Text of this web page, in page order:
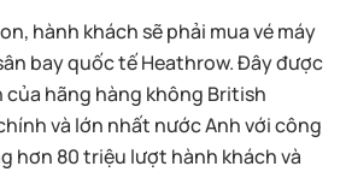
hành khách sẽ phải mua vé máy
bay quốc tế Heathrow. Đây được
của hãng hàng không British
và lớn nhất nước Anh với công
hơn 80 triệu lượt hành khách và